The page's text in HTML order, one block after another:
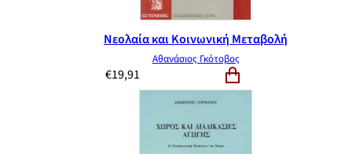
Νεολαία και Κοινωνική Μεταβολή
Αθανάσιος Γκότοβος
€19,91